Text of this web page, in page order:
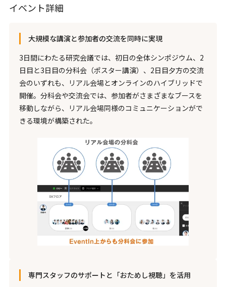
イベント詳細
大規模な講演と参加者の交流を同時に実現
3日間にわたる研究会議では、初日の全体シンポジウム、2
日目と3日目の分科会（ポスター講演）、2日目夕方の交流
会のいずれも、リアル会場とオンラインのハイブリッドで
開催。分科会や交流会では、参加者がさまざまなブースを
移動しながら、リアル会場同様のコミュニケーションがで
きる環境が構築された。
専門スタッフのサポートと「おためし視聴」を活用